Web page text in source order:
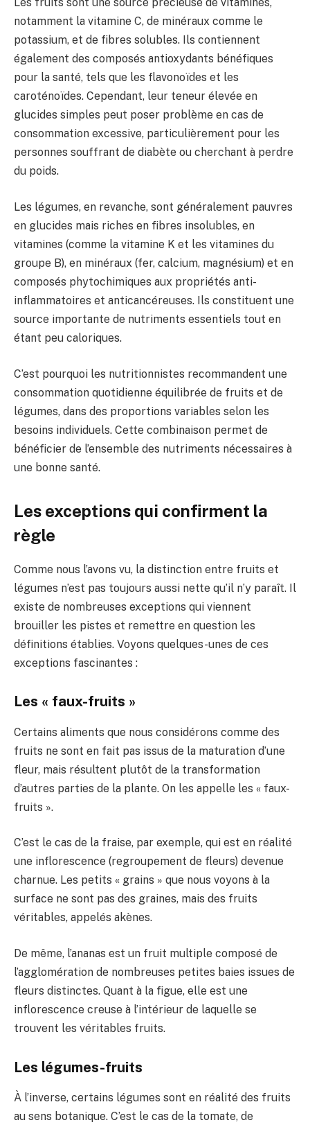
Les fruits sont une source précieuse de vitamines,
notamment la vitamine C, de minéraux comme le
potassium, et de fibres solubles. Ils contiennent
également des composés antioxydants bénéfiques
pour la santé, tels que les flavonoïdes et les
caroténoïdes. Cependant, leur teneur élevée en
glucides simples peut poser problème en cas de
consommation excessive, particulièrement pour les
personnes souffrant de diabète ou cherchant à perdre
du poids.
Les légumes, en revanche, sont généralement pauvres
en glucides mais riches en fibres insolubles, en
vitamines (comme la vitamine K et les vitamines du
groupe B), en minéraux (fer, calcium, magnésium) et en
composés phytochimiques aux propriétés anti-
inflammatoires et anticancéreuses. Ils constituent une
source importante de nutriments essentiels tout en
étant peu caloriques.
C’est pourquoi les nutritionnistes recommandent une
consommation quotidienne équilibrée de fruits et de
légumes, dans des proportions variables selon les
besoins individuels. Cette combinaison permet de
bénéficier de l’ensemble des nutriments nécessaires à
une bonne santé.
Les exceptions qui confirment la
règle
Comme nous l’avons vu, la distinction entre fruits et
légumes n’est pas toujours aussi nette qu’il n’y paraît. Il
existe de nombreuses exceptions qui viennent
brouiller les pistes et remettre en question les
définitions établies. Voyons quelques-unes de ces
exceptions fascinantes :
Les « faux-fruits »
Certains aliments que nous considérons comme des
fruits ne sont en fait pas issus de la maturation d’une
fleur, mais résultent plutôt de la transformation
d’autres parties de la plante. On les appelle les « faux-
fruits ».
C’est le cas de la fraise, par exemple, qui est en réalité
une inflorescence (regroupement de fleurs) devenue
charnue. Les petits « grains » que nous voyons à la
surface ne sont pas des graines, mais des fruits
véritables, appelés akènes.
De même, l’ananas est un fruit multiple composé de
l’agglomération de nombreuses petites baies issues de
fleurs distinctes. Quant à la figue, elle est une
inflorescence creuse à l’intérieur de laquelle se
trouvent les véritables fruits.
Les légumes-fruits
À l’inverse, certains légumes sont en réalité des fruits
au sens botanique. C’est le cas de la tomate, de